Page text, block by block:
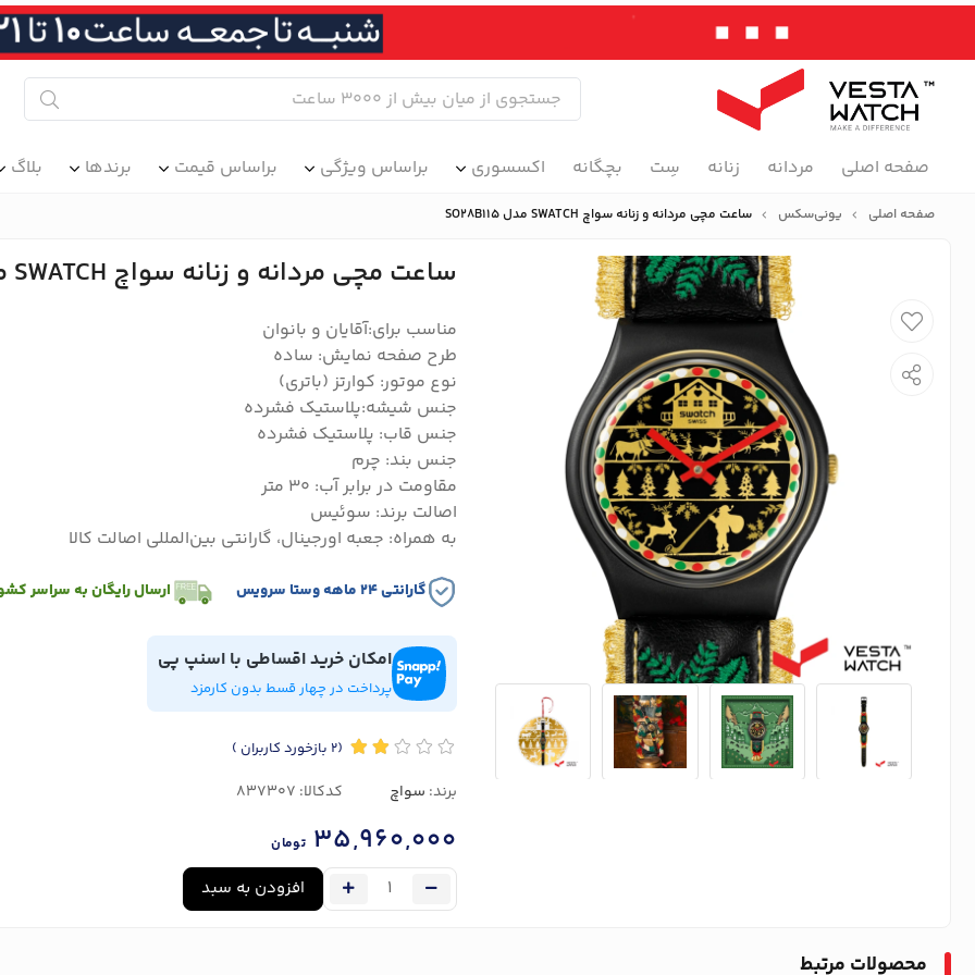
صفحه اصلی مردانه زنانه سِت بچگانه اکسسوری براساس ویژگی براساس قیمت برندها بلاگ
صفحه اصلی یونی‌سکس ساعت مچی مردانه و زنانه سواچ SWATCH مدل SO28B115
ساعت مچی مردانه و زنانه سواچ SWATCH مدل SO28B115
مناسب برای:آقایان و بانوان
طرح صفحه نمایش: ساده
نوع موتور: کوارتز (باتری)
جنس شیشه:پلاستیک فشرده
جنس قاب: پلاستیک فشرده
جنس بند: چرم
مقاومت در برابر آب: ۳۰ متر
اصالت برند: سوئیس
به همراه: جعبه اورجینال، گارانتی بین‌المللی اصالت کالا
گارانتی ۲۴ ماهه وستا سرویس ارسال رایگان به سراسر
امکان خرید اقساطی با اسنپ پی
پرداخت در چهار قسط بدون کارمزد
(2 بازخورد کاربران )
برند: سواچ کدکالا:
35,960,000 تومان
افزودن به سبد
محصولات مرتبط